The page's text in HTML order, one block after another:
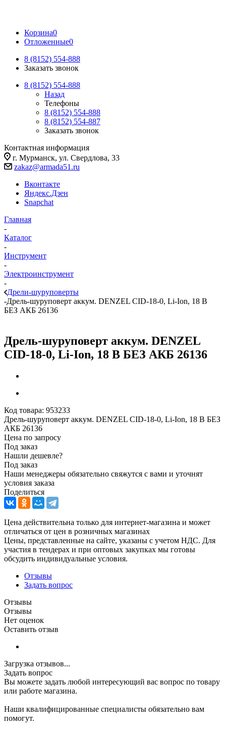
Корзина0
Отложенные0
8 (8152) 554-888
Заказать звонок
8 (8152) 554-888
Назад
Телефоны
8 (8152) 554-888
8 (8152) 554-887
Заказать звонок
Контактная информация
г. Мурманск, ул. Свердлова, 33
zakaz@armada51.ru
Вконтакте
Яндекс.Дзен
Snapchat
Главная
-
Каталог
-
Инструмент
-
Электроинструмент
-
Дрели-шуруповерты
-Дрель-шуруповерт аккум. DENZEL CID-18-0, Li-Ion, 18 В
БЕЗ АКБ 26136
Дрель-шуруповерт аккум. DENZEL
CID-18-0, Li-Ion, 18 В БЕЗ АКБ 26136
Код товара: 953233
Дрель-шуруповерт аккум. DENZEL CID-18-0, Li-Ion, 18 В БЕЗ
АКБ 26136
Цена по запросу
Под заказ
Нашли дешевле?
Под заказ
Наши менеджеры обязательно свяжутся с вами и уточнят
условия заказа
Поделиться
Цена действительна только для интернет-магазина и может
отличаться от цен в розничных магазинах
Цены, представленные на сайте, указаны с учетом НДС. Для
участия в тендерах и при оптовых закупках мы готовы
обсудить индивидуальные условия.
Отзывы
Задать вопрос
Отзывы
Отзывы
Нет оценок
Оставить отзыв
Загрузка отзывов...
Задать вопрос
Вы можете задать любой интересующий вас вопрос по товару
или работе магазина.
Наши квалифицированные специалисты обязательно вам
помогут.